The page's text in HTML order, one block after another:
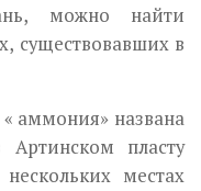
можно найти
существовавших в
аммония» названа
пласту
местах